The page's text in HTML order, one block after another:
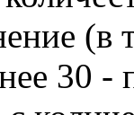
(в
30